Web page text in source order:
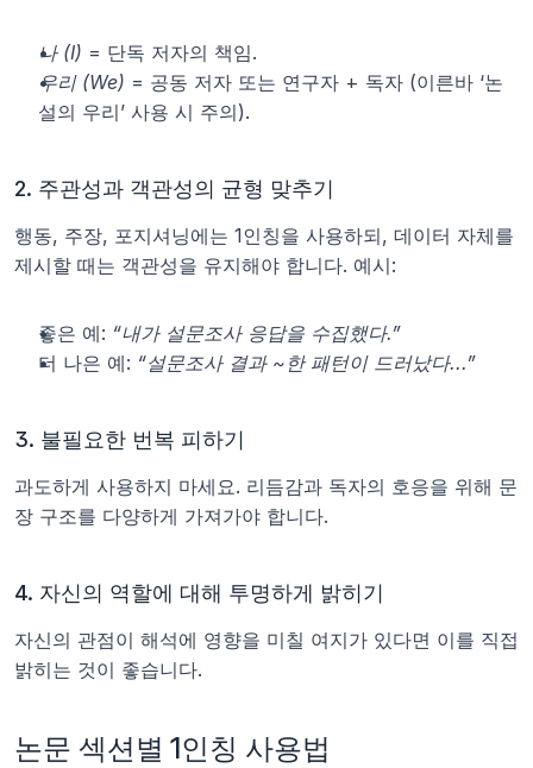
나 (I) = 단독 저자의 책임.
우리 (We) = 공동 저자 또는 연구자 + 독자 (이른바 ‘논
설의 우리’ 사용 시 주의).
2. 주관성과 객관성의 균형 맞추기
행동, 주장, 포지셔닝에는 1인칭을 사용하되, 데이터 자체를
제시할 때는 객관성을 유지해야 합니다. 예시:
좋은 예: “내가 설문조사 응답을 수집했다.”
더 나은 예: “설문조사 결과 ~한 패턴이 드러났다...”
3. 불필요한 번복 피하기
과도하게 사용하지 마세요. 리듬감과 독자의 호응을 위해 문
장 구조를 다양하게 가져가야 합니다.
4. 자신의 역할에 대해 투명하게 밝히기
자신의 관점이 해석에 영향을 미칠 여지가 있다면 이를 직접
밝히는 것이 좋습니다.
논문 섹션별 1인칭 사용법